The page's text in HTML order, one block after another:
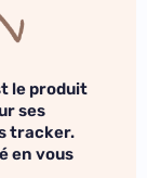
le produit
ses
tracker.
en vous